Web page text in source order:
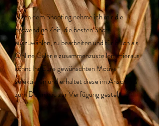
Nach dem Shooting nehme ich mir die
notwendige Zeit, die besten Shots
auszuwählen, zu bearbeiten und für Euch als
Online Galerie zusammenzustellen. Hieraus
könnt Ihr Eure gewünschten Motive
selektieren und erhaltet diese im Anschluss
zum Download zur Verfügung gestellt.